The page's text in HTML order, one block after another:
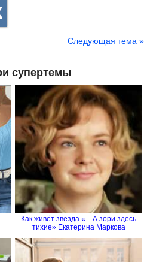
Следующая тема »
супертемы
Как живёт звезда «…А зори здесь
тихие» Екатерина Маркова